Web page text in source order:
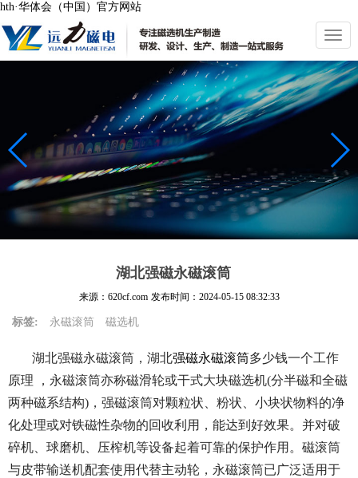
hth·华体会（中国）官方网站
切
换
导
航
湖北强磁永磁滚筒
来源：620cf.com 发布时间： 2024-05-15 08:32:33
标签: 永磁滚筒 磁选机
湖北强磁永磁滚筒，湖北强磁永磁滚筒多少钱一个工作
原理 ，永磁滚筒亦称磁滑轮或干式大块磁选机(分半磁和全磁
两种磁系结构)，强磁滚筒对颗粒状、粉状、小块状物料的净
化处理或对铁磁性杂物的回收利用，能达到好效果。并对破
碎机、球磨机、压榨机等设备起着可靠的保护作用。磁滚筒
与皮带输送机配套使用代替主动轮，永磁滚筒已广泛适用于